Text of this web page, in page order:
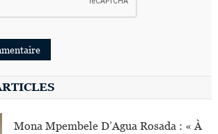
Mona Mpembele D’Agua Rosada : « À